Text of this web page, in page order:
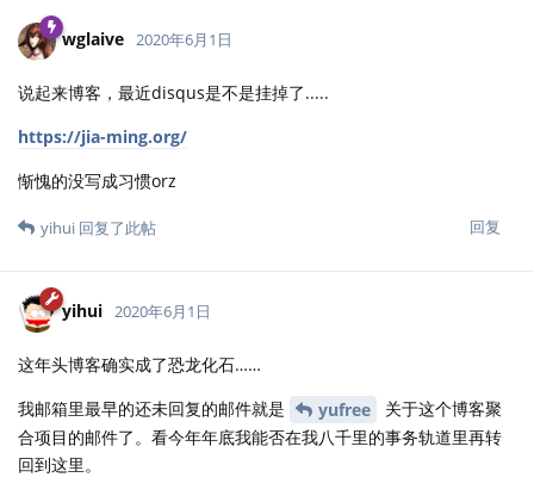
wglaive 2020年6月1日
说起来博客，最近disqus是不是挂掉了.....
https://jia-ming.org/
惭愧的没写成习惯orz
回复
yihui 回复了此帖
yihui 2020年6月1日
这年头博客确实成了恐龙化石……
我邮箱里最早的还未回复的邮件就是
yufree
关于这个博客聚
合项目的邮件了。看今年年底我能否在我八千里的事务轨道里再转
回到这里。